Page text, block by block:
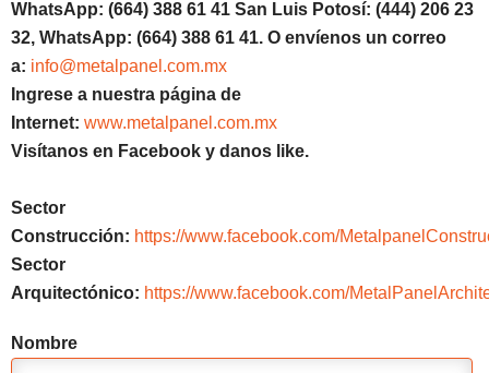
WhatsApp: (664) 388 61 41 San Luis Potosí: (444) 206 23
32, WhatsApp: (664) 388 61 41. O envíenos un correo
a: info@metalpanel.com.mx
Ingrese a nuestra página de
Internet: www.metalpanel.com.mx
Visítanos en Facebook y danos like.
Sector
Construcción: https://www.facebook.com/
Sector
Arquitectónico: https://www.facebook.com/
Nombre